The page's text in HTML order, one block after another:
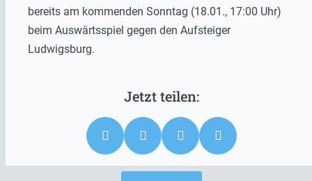
bereits am kommenden Sonntag (18.01., 17:00 Uhr)
beim Auswärtsspiel gegen den Aufsteiger
Ludwigsburg.